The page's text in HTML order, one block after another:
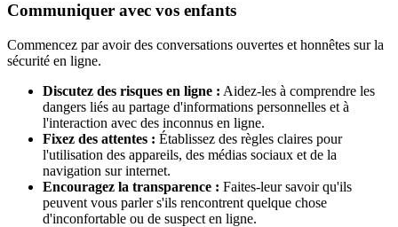
Communiquer avec vos enfants
Commencez par avoir des conversations ouvertes et honnêtes sur la
sécurité en ligne.
Discutez des risques en ligne : Aidez-les à comprendre les
dangers liés au partage d'informations personnelles et à
l'interaction avec des inconnus en ligne.
Fixez des attentes : Établissez des règles claires pour
l'utilisation des appareils, des médias sociaux et de la
navigation sur internet.
Encouragez la transparence : Faites-leur savoir qu'ils
peuvent vous parler s'ils rencontrent quelque chose
d'inconfortable ou de suspect en ligne.